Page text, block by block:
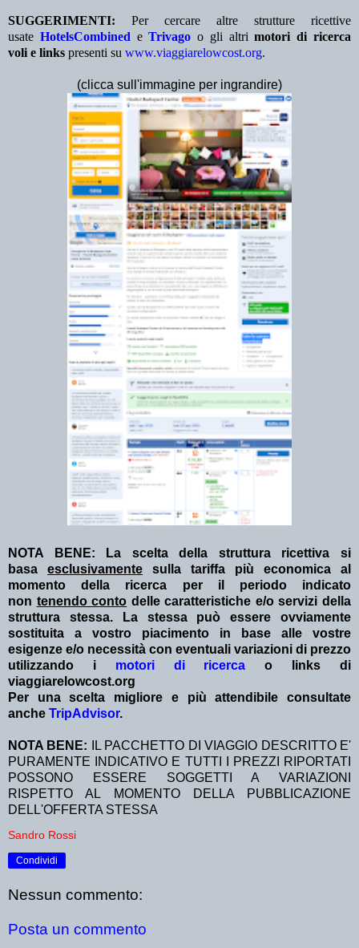
SUGGERIMENTI: Per cercare altre strutture ricettive
usate HotelsCombined eTrivago o gli altrimotori di ricerca
voli e links presenti su www.viaggiarelowcost.org.
(clicca sull'immagine per ingrandire)
NOTA BENE: La scelta della struttura ricettiva si
basa esclusivamente sulla tariffa più economica al
momento della ricerca per il periodo indicato
non tenendo conto delle caratteristiche e/o servizi della
struttura stessa. La stessa può essere ovviamente
sostituita a vostro piacimento in base alle vostre
esigenze e/o necessità con eventuali variazioni di prezzo
utilizzando i motori di ricerca o links di
viaggiarelowcost.org
Per una scelta migliore e più attendibile consultate
anche TripAdvisor.
NOTA BENE:
IL PACCHETTO DI VIAGGIO DESCRITTO E'
PURAMENTE INDICATIVO E TUTTI I PREZZI RIPORTATI
POSSONO ESSERE SOGGETTI A VARIAZIONI
RISPETTO AL MOMENTO DELLA PUBBLICAZIONE
DELL'OFFERTA STESSA
Sandro Rossi
Condividi
Nessun commento:
Posta un commento